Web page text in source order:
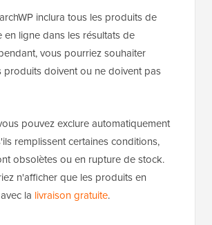
inclura tous les produits de
ligne dans les résultats de
vous pourriez souhaiter
produits doivent ou ne doivent pas
pouvez exclure automatiquement
remplissent certaines conditions,
obsolètes ou en rupture de stock.
n'afficher que les produits en
la livraison gratuite.